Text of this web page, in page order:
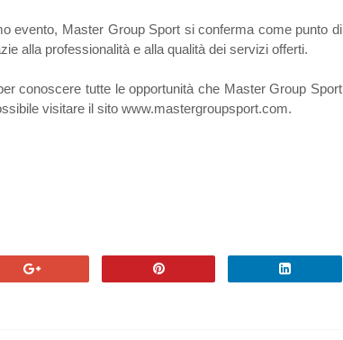
evento, Master Group Sport si conferma come punto di
alla professionalità e alla qualità dei servizi offerti.
conoscere tutte le opportunità che Master Group Sport
visitare il sito www.mastergroupsport.com.